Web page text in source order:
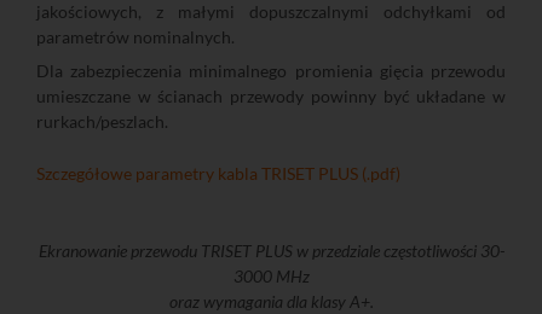
jakościowych, z małymi dopuszczalnymi odchyłkami od
parametrów nominalnych.
Dla zabezpieczenia minimalnego promienia gięcia przewodu
umieszczane w ścianach przewody powinny być układane w
rurkach/peszlach.
Szczegółowe parametry kabla TRISET PLUS (.pdf)
Ekranowanie przewodu TRISET PLUS w przedziale częstotliwości 30-
3000 MHz
oraz wymagania dla klasy A+.